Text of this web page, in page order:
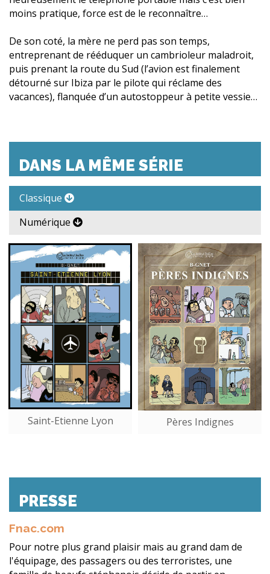
moins pratique, force est de le reconnaître…
De son coté, la mère ne perd pas son temps,
entreprenant de rééduquer un cambrioleur maladroit,
puis prenant la route du Sud (l’avion est finalement
détourné sur Ibiza par le pilote qui réclame des
vacances), flanquée d’un autostoppeur à petite vessie…
DANS LA MÊME SÉRIE
Classique
Numérique
Saint-Etienne Lyon Pères Indignes
PRESSE
Fnac.com
Pour notre plus grand plaisir mais au grand dam de
l'équipage, des passagers ou des terroristes, une